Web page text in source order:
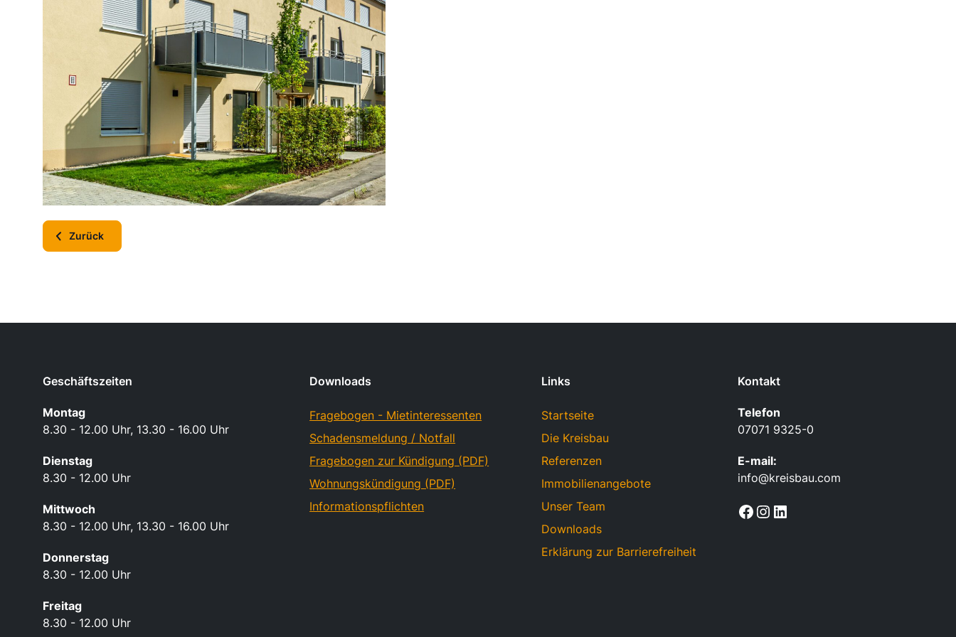
Zurück
Geschäftszeiten
Montag
8.30 - 12.00 Uhr, 13.30 - 16.00 Uhr
Dienstag
8.30 - 12.00 Uhr
Mittwoch
8.30 - 12.00 Uhr, 13.30 - 16.00 Uhr
Donnerstag
8.30 - 12.00 Uhr
Freitag
8.30 - 12.00 Uhr
Downloads
Fragebogen - Mietinteressenten
Schadensmeldung / Notfall
Fragebogen zur Kündigung (PDF)
Wohnungskündigung (PDF)
Informationspflichten
Links
Startseite
Die Kreisbau
Referenzen
Immobilienangebote
Unser Team
Downloads
Erklärung zur Barrierefreiheit
Kontakt
Telefon
07071 9325-0
E-mail:
info@kreisbau.com
Facebook
Instagram